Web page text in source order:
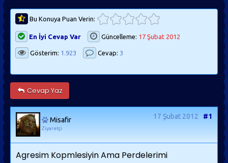
Bu Konuya Puan Verin:
En İyi Cevap Var Güncelleme: 17 Şubat 2012
Gösterim: 1.923 Cevap: 3
Cevap Yaz
Misafir
Ziyaretçi
17 Şubat 2012 #1
Agresim Kopmlesiyin Ama Perdelerimi